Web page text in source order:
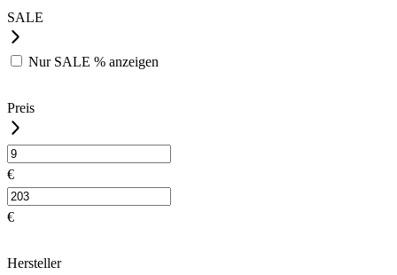
SALE
Nur SALE % anzeigen
Preis
€
€
Hersteller